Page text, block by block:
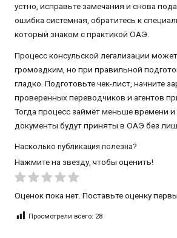
устно, исправьте замечания и снова
ошибка системная, обратитесь к
который знаком с практикой ОАЭ.
Процесс консульской легализации
громоздким, но при правильной
гладко. Подготовьте чек-лист, начните
проверенных переводчиков и агентов
Тогда процесс займёт меньше времени и
документы будут приняты в ОАЭ без
Насколько публикация полезна?
Нажмите на звезду, чтобы оценить!
Оценок пока нет. Поставьте оценку
Просмотрели всего: 28